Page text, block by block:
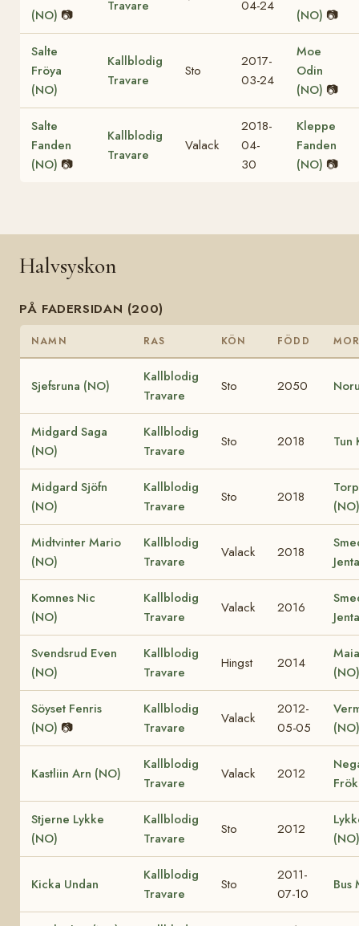
(NO) 📷
Travare 04-24
(NO) 📷
Salte
Fröya
(NO)
Kallblodig
Travare
Sto
2017-
03-24
Moe
Odin
(NO) 📷
Salte
Fanden
(NO) 📷
Kallblodig
Travare
Valack
2018-
04-
30
Kleppe
Fanden
(NO) 📷
Halvsyskon
PÅ FADERSIDAN (200)
NAMN RAS KÖN FÖDD
Sjefsruna (NO)
Kallblodig
Travare
Sto 2050
Midgard Saga
(NO)
Kallblodig
Travare
Sto 2018 Tun
Midgard Sjöfn
(NO)
Kallblodig
Travare
Sto 2018
(NO)
Midtvinter Mario
(NO)
Kallblodig
Travare
Valack 2018
Komnes Nic
(NO)
Kallblodig
Travare
Valack 2016
Svendsrud Even
(NO)
Kallblodig
Travare
Hingst 2014
(NO)
Söyset Fenris
(NO) 📷
Kallblodig
Travare
Valack
2012-
05-05
(NO)
Kastliin Arn (NO)
Kallblodig
Travare
Valack 2012
Stjerne Lykke
(NO)
Kallblodig
Travare
Sto 2012
(NO)
Kicka Undan
Kallblodig
Travare
Sto
2011-
07-10
Bus